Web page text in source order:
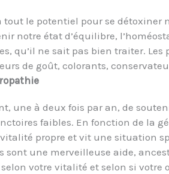
le potentiel pour se détoxiner
notre état d’équilibre,
qu’il ne sait pas bien traiter.
de goût, colorants,
une à deux fois par an, de
faibles. En fonction de la
propre et vit une situation
sont une merveilleuse aide,
votre vitalité et selon si